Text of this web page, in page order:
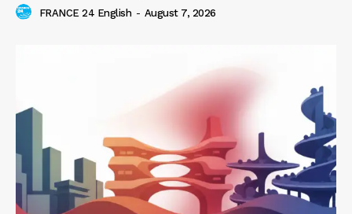
FRANCE 24 English - August 7, 2026